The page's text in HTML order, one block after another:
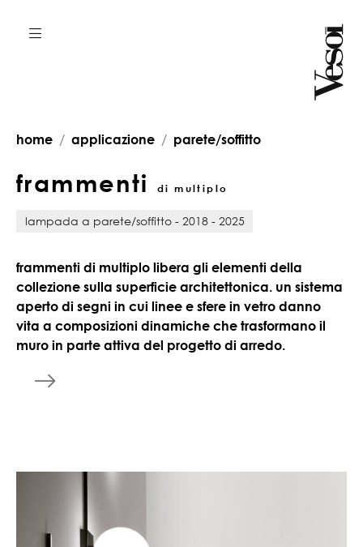
home applicazione parete/soffitto
frammenti di multiplo
lampada a parete/soffitto - 2018 - 2025
frammenti di multiplo libera gli elementi della
collezione sulla superficie architettonica. un sistema
aperto di segni in cui linee e sfere in vetro danno
vita a composizioni dinamiche che trasformano il
muro in parte attiva del progetto di arredo.